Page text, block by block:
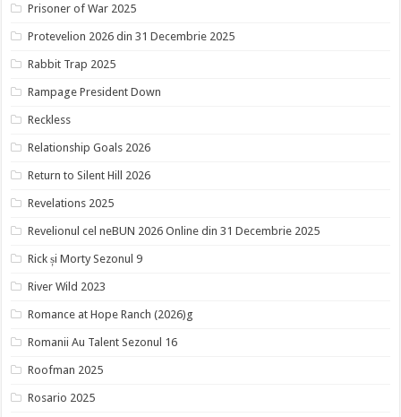
Prisoner of War 2025
Protevelion 2026 din 31 Decembrie 2025
Rabbit Trap 2025
Rampage President Down
Reckless
Relationship Goals 2026
Return to Silent Hill 2026
Revelations 2025
Revelionul cel neBUN 2026 Online din 31 Decembrie 2025
Rick și Morty Sezonul 9
River Wild 2023
Romance at Hope Ranch (2026)g
Romanii Au Talent Sezonul 16
Roofman 2025
Rosario 2025